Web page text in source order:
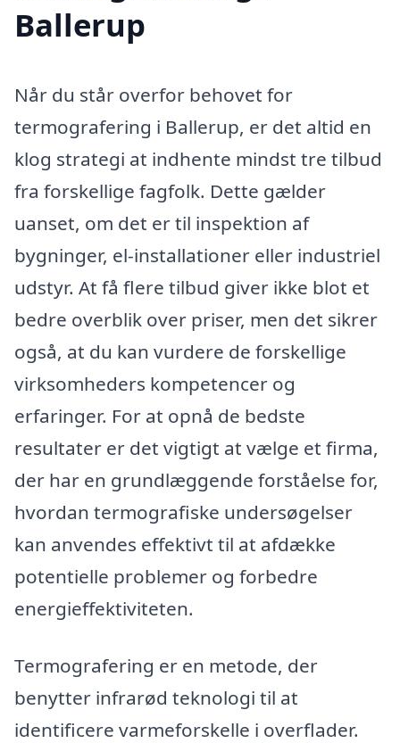
Ballerup
Når du står overfor behovet for
termografering i Ballerup, er det altid en
klog strategi at indhente mindst tre tilbud
fra forskellige fagfolk. Dette gælder
uanset, om det er til inspektion af
bygninger, el-installationer eller industriel
udstyr. At få flere tilbud giver ikke blot et
bedre overblik over priser, men det sikrer
også, at du kan vurdere de forskellige
virksomheders kompetencer og
erfaringer. For at opnå de bedste
resultater er det vigtigt at vælge et firma,
der har en grundlæggende forståelse for,
hvordan termografiske undersøgelser
kan anvendes effektivt til at afdække
potentielle problemer og forbedre
energieffektiviteten.
Termografering er en metode, der
benytter infrarød teknologi til at
identificere varmeforskelle i overflader.